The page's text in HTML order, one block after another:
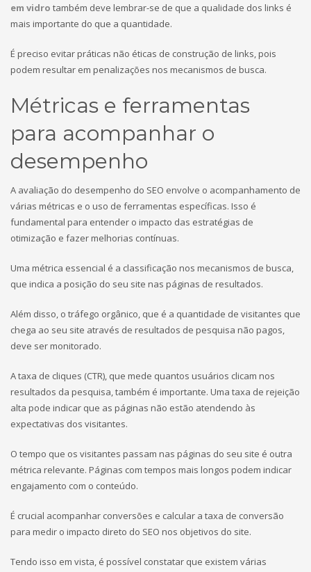
em vidro também deve lembrar-se de que a qualidade dos links é
mais importante do que a quantidade.
É preciso evitar práticas não éticas de construção de links, pois
podem resultar em penalizações nos mecanismos de busca.
Métricas e ferramentas
para acompanhar o
desempenho
A avaliação do desempenho do SEO envolve o acompanhamento de
várias métricas e o uso de ferramentas específicas. Isso é
fundamental para entender o impacto das estratégias de
otimização e fazer melhorias contínuas.
Uma métrica essencial é a classificação nos mecanismos de busca,
que indica a posição do seu site nas páginas de resultados.
Além disso, o tráfego orgânico, que é a quantidade de visitantes que
chega ao seu site através de resultados de pesquisa não pagos,
deve ser monitorado.
A taxa de cliques (CTR), que mede quantos usuários clicam nos
resultados da pesquisa, também é importante. Uma taxa de rejeição
alta pode indicar que as páginas não estão atendendo às
expectativas dos visitantes.
O tempo que os visitantes passam nas páginas do seu site é outra
métrica relevante. Páginas com tempos mais longos podem indicar
engajamento com o conteúdo.
É crucial acompanhar conversões e calcular a taxa de conversão
para medir o impacto direto do SEO nos objetivos do site.
Tendo isso em vista, é possível constatar que existem várias